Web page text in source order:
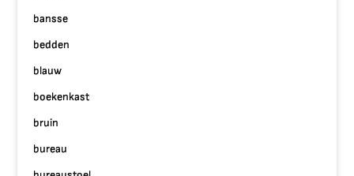
bansse
bedden
blauw
boekenkast
bruin
bureau